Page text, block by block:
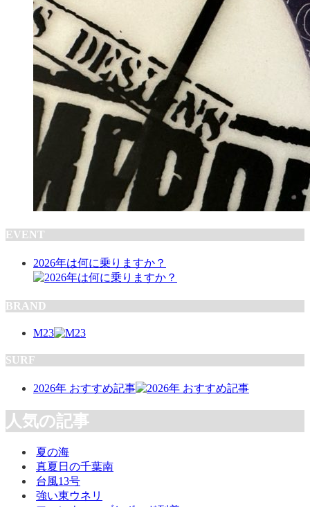
EVENT
2026年は何に乗りますか？
BRAND
M23
SURF
2026年 おすすめ記事
人気の記事
夏の海
真夏日の千葉南
台風13号
強い東ウネリ